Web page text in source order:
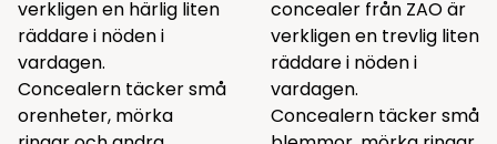
verkligen en härlig liten
räddare i nöden i
vardagen.
Concealern täcker små
orenheter, mörka
concealer från ZAO är
verkligen en trevlig liten
räddare i nöden i
vardagen.
Concealern täcker små